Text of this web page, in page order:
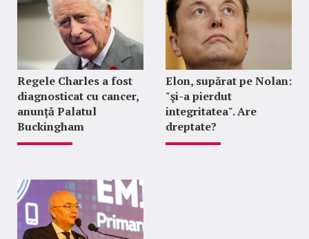
Regele Charles a fost
diagnosticat cu cancer,
anunță Palatul
Buckingham
Elon, supărat pe Nolan:
"şi-a pierdut
integritatea". Are
dreptate?